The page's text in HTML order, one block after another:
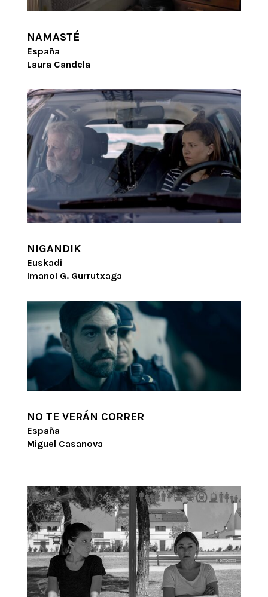
NAMASTÉ
España
Laura Candela
NIGANDIK
Euskadi
Imanol G. Gurrutxaga
NO TE VERÁN CORRER
España
Miguel Casanova